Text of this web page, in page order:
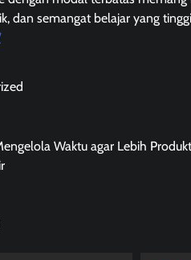
dan semangat belajar yang
Waktu agar Lebih